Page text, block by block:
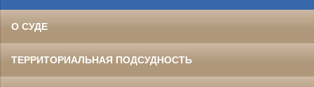
О СУДЕ
ТЕРРИТОРИАЛЬНАЯ ПОДСУДНОСТЬ